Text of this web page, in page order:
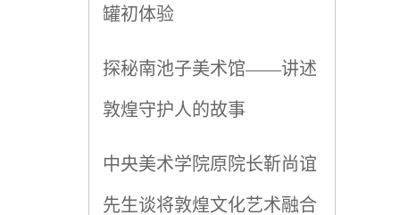
罐初体验
探秘南池子美术馆——讲述
敦煌守护人的故事
中央美术学院原院长靳尚谊
先生谈将敦煌文化艺术融合